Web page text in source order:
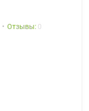
Отзывы: 0